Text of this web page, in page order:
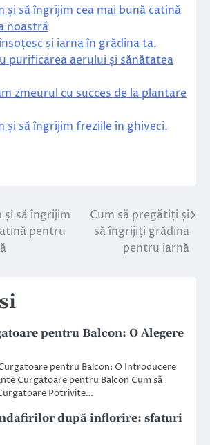
și să îngrijim cea mai bună catină
noastră
și iarna în grădina ta.
purificarea aerului și sănătatea
zmeurul cu succes de la plantare
și să îngrijim freziile în ghiveci.
și să îngrijim
pentru
Cum să pregătiți și
să îngrijiți grădina
pentru iarnă
pentru Balcon: O Alegere
pentru Balcon: O Introducere
Curgatoare pentru Balcon Cum să
Potrivite…
după inflorire: sfaturi